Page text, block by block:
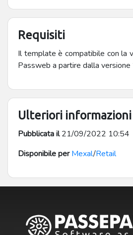
Requisiti
Il template è compatibile con la
Passweb a partire dalla
Ulteriori informazioni
Pubblicata il21/09/2022 10:54
Disponibile per Mexal/Retail